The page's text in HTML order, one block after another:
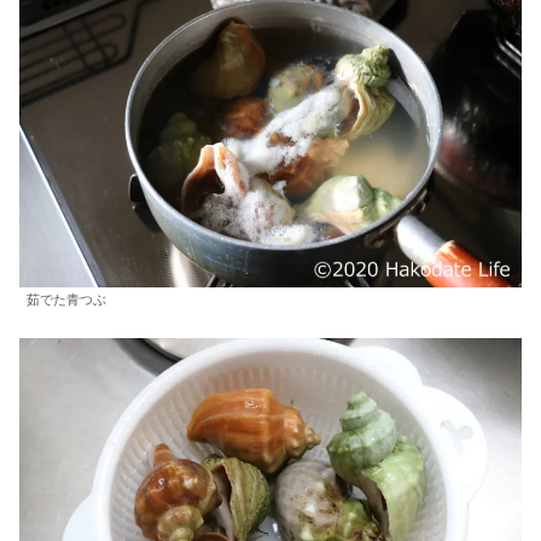
茹でた青つぶ